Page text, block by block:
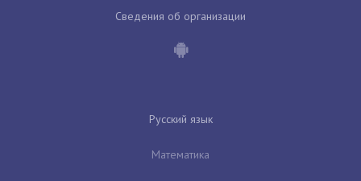
Сведения об организации
Русский язык
Математика